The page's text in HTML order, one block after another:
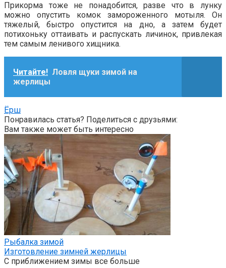
Прикорма тоже не понадобится, разве что в лунку
можно опустить комок замороженного мотыля. Он
тяжелый, быстро опустится на дно, а затем будет
потихоньку оттаивать и распускать личинок, привлекая
тем самым ленивого хищника.
Читайте! Ловля щуки зимой на
жерлицы
Ёрш
Понравилась статья? Поделиться с друзьями:
Вам также может быть интересно
Рыбалка зимой
Изготовление зимней жерлицы
С приближением зимы все больше